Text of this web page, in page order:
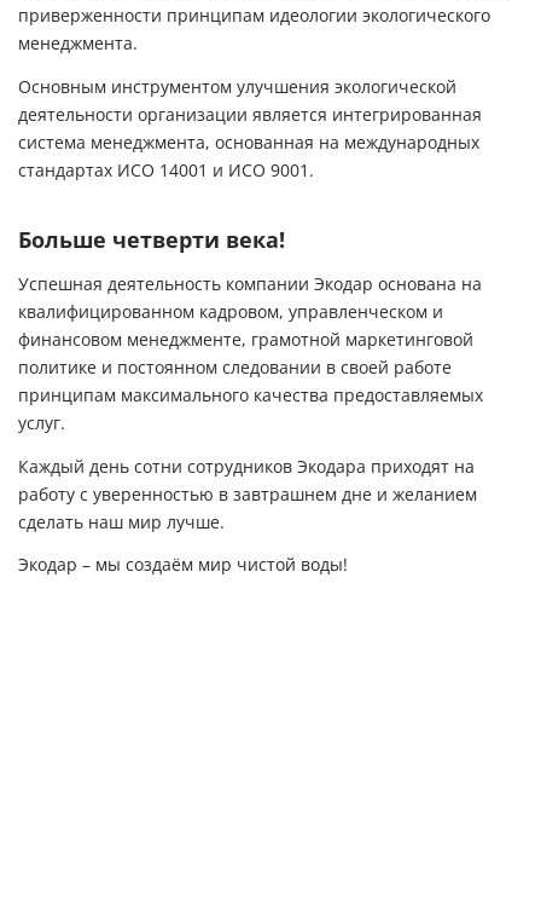
приверженности принципам идеологии экологического
менеджмента.
Основным инструментом улучшения экологической
деятельности организации является интегрированная
система менеджмента, основанная на международных
стандартах ИСО 14001 и ИСО 9001.
Больше четверти века!
Успешная деятельность компании Экодар основана на
квалифицированном кадровом, управленческом и
финансовом менеджменте, грамотной маркетинговой
политике и постоянном следовании в своей работе
принципам максимального качества предоставляемых
услуг.
Каждый день сотни сотрудников Экодара приходят на
работу с уверенностью в завтрашнем дне и желанием
сделать наш мир лучше.
Экодар – мы создаём мир чистой воды!